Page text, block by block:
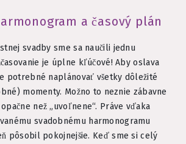
a časový plán
svadby sme sa naučili jednu
je úplne kľúčové! Aby oslava
potrebné naplánovať všetky dôležité
momenty. Možno to neznie zábavne
než „uvoľnene“. Práve vďaka
svadobnému harmonogramu
pôsobil pokojnejšie. Keď sme si celý